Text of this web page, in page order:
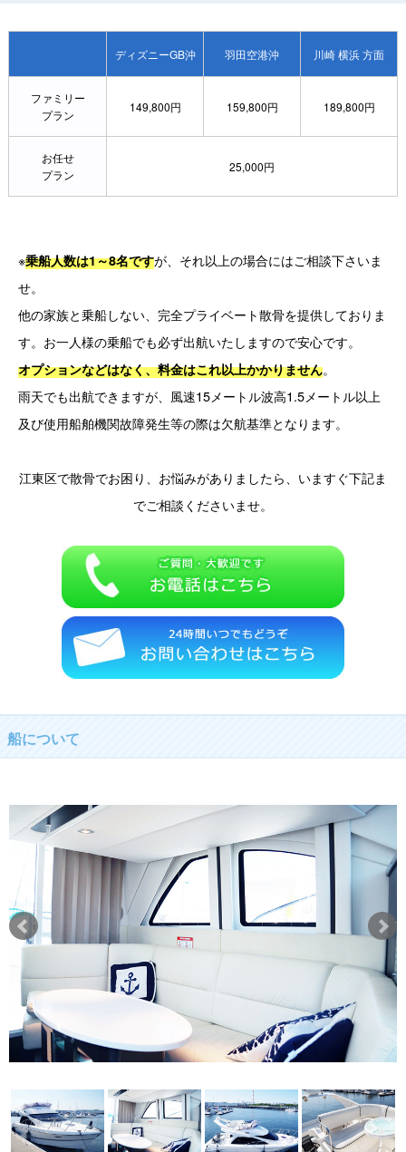
ディズニーGB沖 羽田空港沖 川崎 横浜 方面
ファミリー
プラン
149,800円 159,800円 189,800円
お任せ
プラン
25,000円
※乗船人数は1～8名ですが、それ以上の場合にはご相談下さいま
せ。
他の家族と乗船しない、完全プライベート散骨を提供しておりま
す。 お一人様の乗船でも必ず出航いたしますので安心です。
オプションなどはなく、料金はこれ以上かかりません。
雨天でも出航できますが、風速15メートル波高1.5メートル以上
及び使用船舶機関故障発生等の際は欠航基準となります。
江東区で散骨でお困り、お悩みがありましたら、いますぐ下記ま
でご相談くださいませ。
船について